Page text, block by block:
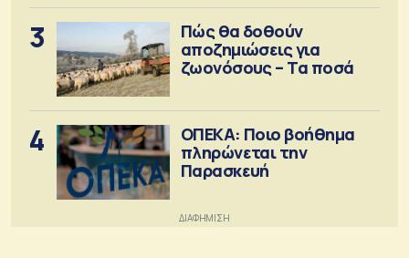
3
Πώς θα δοθούν
αποζημιώσεις για
ζωονόσους – Τα ποσά
4
ΟΠΕΚΑ: Ποιο βοήθημα
πληρώνεται την
Παρασκευή